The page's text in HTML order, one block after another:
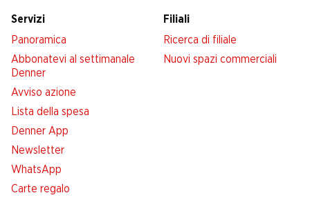
Servizi
Panoramica
Abbonatevi al settimanale
Denner
Avviso azione
Lista della spesa
Denner App
Newsletter
WhatsApp
Carte regalo
Filiali
Ricerca di filiale
Nuovi spazi commerciali